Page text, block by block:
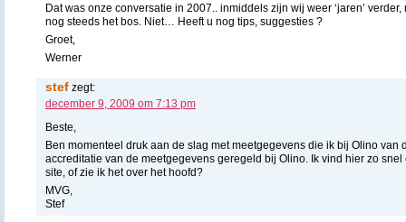
Dat was onze conversatie in 2007.. inmiddels zijn wij weer ‘jaren’
nog steeds het bos. Niet… Heeft u nog tips, suggesties ?
Groet,
Werner
stef zegt:
december 9, 2009 om 7:13 pm
Beste,
Ben momenteel druk aan de slag met meetgegevens die ik bij Olino van
accreditatie van de meetgegevens geregeld bij Olino. Ik vind hier zo
site, of zie ik het over het hoofd?
MVG,
Stef